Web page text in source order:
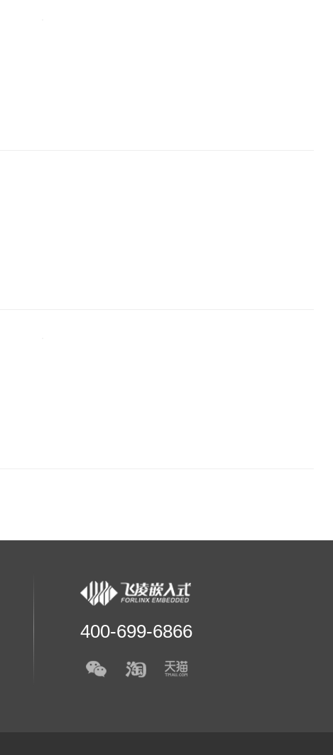
400-699-6866